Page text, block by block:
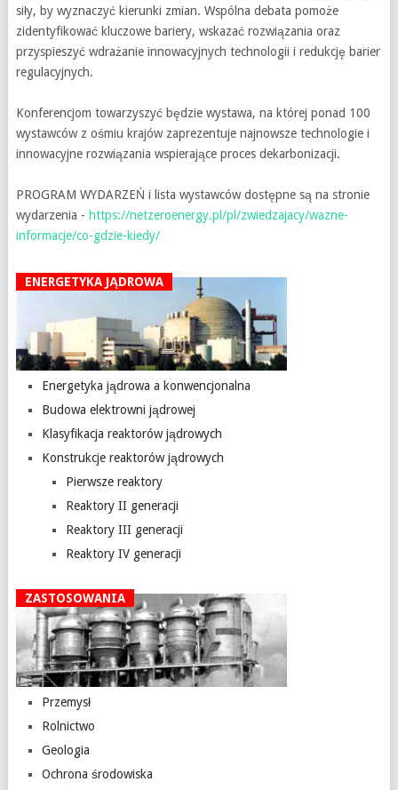
siły, by wyznaczyć kierunki zmian. Wspólna debata pomoże
zidentyfikować kluczowe bariery, wskazać rozwiązania oraz
przyspieszyć wdrażanie innowacyjnych technologii i redukcję barier
regulacyjnych.
Konferencjom towarzyszyć będzie wystawa, na której ponad 100
wystawców z ośmiu krajów zaprezentuje najnowsze technologie i
innowacyjne rozwiązania wspierające proces dekarbonizacji.
PROGRAM WYDARZEŃ i lista wystawców dostępne są na stronie
wydarzenia - https://netzeroenergy.pl/pl/zwiedzajacy/wazne-
informacje/co-gdzie-kiedy/
ENERGETYKA JĄDROWA
Energetyka jądrowa a konwencjonalna
Budowa elektrowni jądrowej
Klasyfikacja reaktorów jądrowych
Konstrukcje reaktorów jądrowych
Pierwsze reaktory
Reaktory II generacji
Reaktory III generacji
Reaktory IV generacji
ZASTOSOWANIA
Przemysł
Rolnictwo
Geologia
Ochrona środowiska